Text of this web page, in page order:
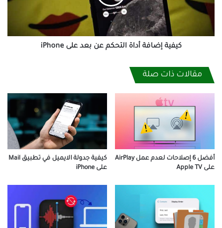
بعد
على
كيفية إضافة أداة التحكم عن بعد على iPhone
مقالات ذات صلة
أفضل 6 إصلاحات لعدم عمل AirPlay
على Apple TV
كيفية جدولة الايميل في تطبيق Mail
على iPhone